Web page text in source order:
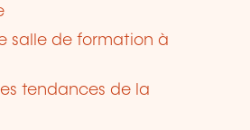
salle de formation à
tendances de la